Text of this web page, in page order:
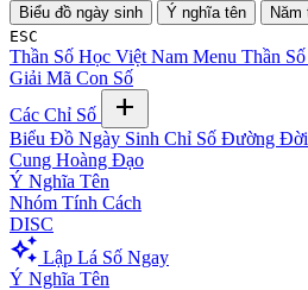
Biểu đồ ngày sinh Ý nghĩa tên Năm
ESC
Thần Số Học Việt Nam Menu Thần
Giải Mã Con Số
Các Chỉ Số
add
Biểu Đồ Ngày Sinh Chỉ Số Đường Đời
Cung Hoàng Đạo
Ý Nghĩa Tên
Nhóm Tính Cách
DISC
auto_awesome Lập Lá Số Ngay
Ý Nghĩa Tên